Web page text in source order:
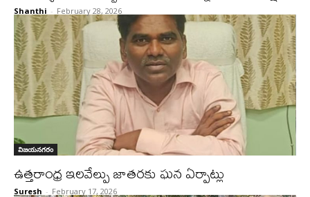
Shanthi - February 28, 2026
విజయనగరం
ఉత్తరాంధ్ర ఇలవేల్పు జాతరకు ఘన ఏర్పాట్లు
Suresh - February 17, 2026